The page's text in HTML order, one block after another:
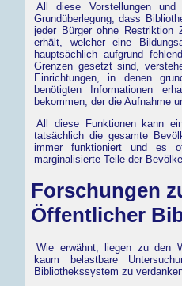
All diese Vorstellungen und
Grundüberlegung, dass
jeder Bürger ohne Restriktion
erhält, welcher eine
hauptsächlich aufgrund
Grenzen gesetzt sind,
Einrichtungen, in denen
benötigten Informationen
bekommen, der die Aufnahme
All diese Funktionen kann
tatsächlich die gesamte
immer funktioniert und es
marginalisierte Teile der
Forschungen
Öffentlicher
Wie erwähnt, liegen zu den
kaum belastbare
Bibliothekssystem zu